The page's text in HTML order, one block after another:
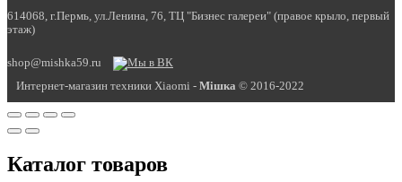
614068, г.Пермь, ул.Ленина, 76, ТЦ "Бизнес галереи" (правое крыло, первый
этаж)
shop@mishka59.ru
Интернет-магазин техники Xiaomi - Miшка © 2016-2022
Каталог товаров